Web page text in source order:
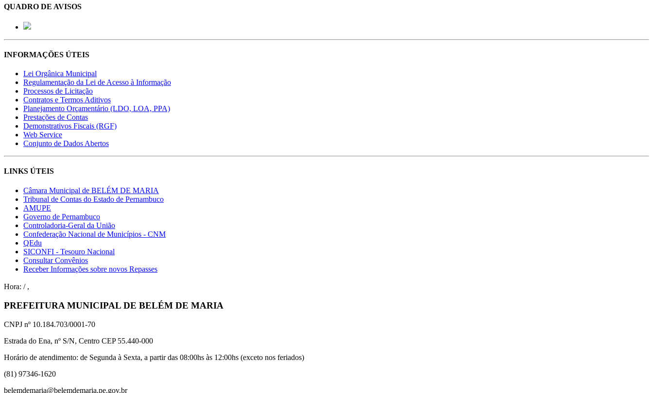
QUADRO DE AVISOS
INFORMAÇÕES ÚTEIS
Lei Orgânica Municipal
Regulamentação da Lei de Acesso à Informação
Processos de Licitação
Contratos e Termos Aditivos
Planejamento Orçamentário (LDO, LOA, PPA)
Prestações de Contas
Demonstrativos Fiscais (RGF)
Web Service
Conjunto de Dados Abertos
LINKS ÚTEIS
Câmara Municipal de BELÉM DE MARIA
Tribunal de Contas do Estado de Pernambuco
AMUPE
Governo de Pernambuco
Controladoria-Geral da União
Confederação Nacional de Municípios - CNM
QEdu
SICONFI - Tesouro Nacional
Consultar Convênios
Receber Informações sobre novos Repasses
Hora: / ,
PREFEITURA MUNICIPAL DE BELÉM DE MARIA
CNPJ nº 10.184.703/0001-70
Estrada do Ena, nº S/N, Centro CEP 55.440-000
Horário de atendimento: de Segunda à Sexta, a partir das 08:00hs às 12:00hs (exceto nos feriados)
(81) 97346-1620
belemdemaria@belemdemaria.pe.gov.br